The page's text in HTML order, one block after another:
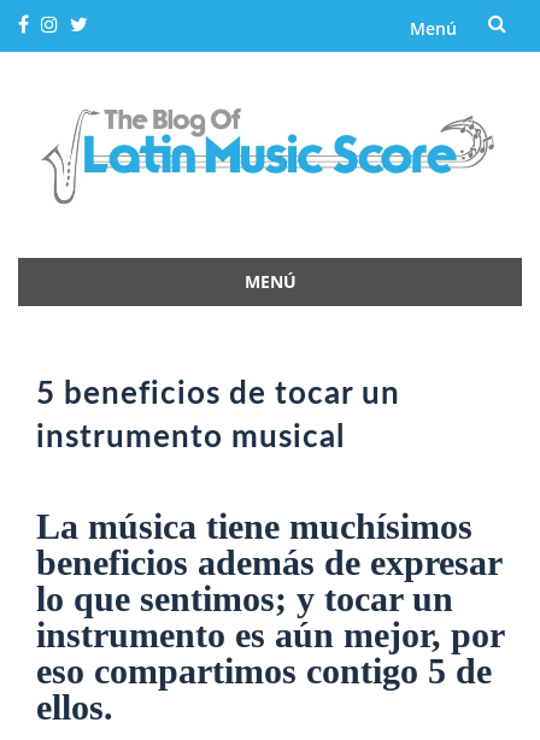
Menú
al
contenido
MENÚ
5 beneficios de tocar un
instrumento musical
La música tiene muchísimos
beneficios además de expresar
lo que sentimos; y tocar un
instrumento es aún mejor, por
eso compartimos contigo 5 de
ellos.